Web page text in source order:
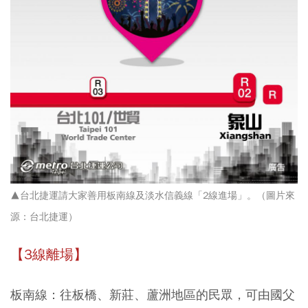
▲台北捷運請大家善用板南線及淡水信義線「2線進場」。（圖片來
源：台北捷運）
【3線離場】
板南線：往板橋、新莊、蘆洲地區的民眾，可由國父